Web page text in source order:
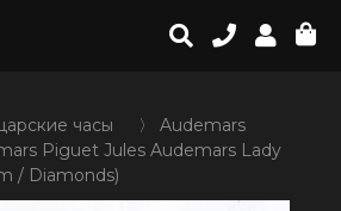
часы 〉 Audemars
Piguet Jules Audemars Lady
/ Diamonds)